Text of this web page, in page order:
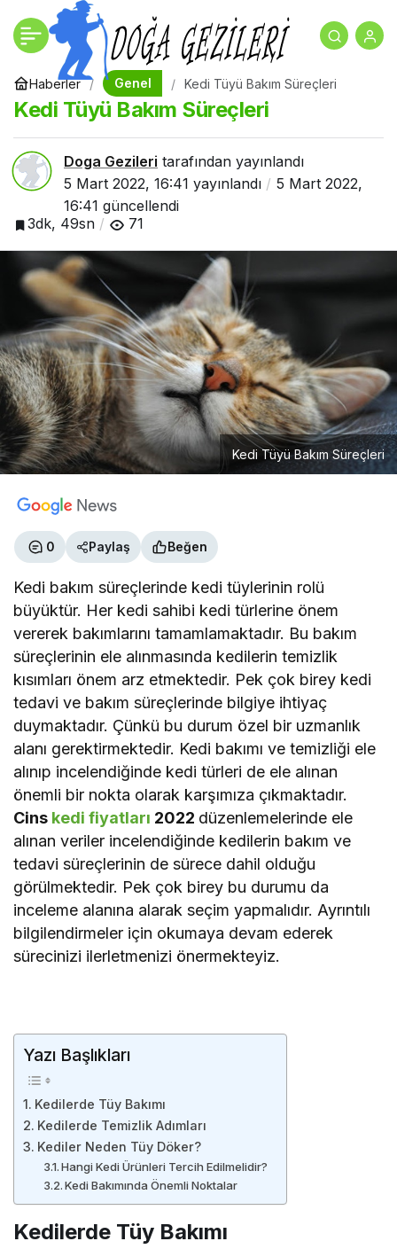
Haberler Genel Kedi Tüyü Bakım Süreçleri
Kedi Tüyü Bakım Süreçleri
Doga Gezileri tarafından yayınlandı
5 Mart 2022, 16:41 yayınlandı
5 Mart 2022,
16:41 güncellendi
3dk, 49sn
71
Kedi Tüyü Bakım Süreçleri
0 Paylaş Beğen
Kedi bakım süreçlerinde kedi tüylerinin rolü
büyüktür. Her kedi sahibi kedi türlerine önem
vererek bakımlarını tamamlamaktadır. Bu bakım
süreçlerinin ele alınmasında kedilerin temizlik
kısımları önem arz etmektedir. Pek çok birey kedi
tedavi ve bakım süreçlerinde bilgiye ihtiyaç
duymaktadır. Çünkü bu durum özel bir uzmanlık
alanı gerektirmektedir. Kedi bakımı ve temizliği ele
alınıp incelendiğinde kedi türleri de ele alınan
önemli bir nokta olarak karşımıza çıkmaktadır.
Cins kedi fiyatları 2022 düzenlemelerinde ele
alınan veriler incelendiğinde kedilerin bakım ve
tedavi süreçlerinin de sürece dahil olduğu
görülmektedir. Pek çok birey bu durumu da
inceleme alanına alarak seçim yapmalıdır. Ayrıntılı
bilgilendirmeler için okumaya devam ederek
sürecinizi ilerletmenizi önermekteyiz.
Yazı Başlıkları
Kedilerde Tüy Bakımı
Kedilerde Temizlik Adımları
Kediler Neden Tüy Döker?
Hangi Kedi Ürünleri Tercih Edilmelidir?
Kedi Bakımında Önemli Noktalar
Kedilerde Tüy Bakımı
Helal Otel İle Gerçek
Tatil Keyfi Yaşayın!
+ - Paylaş